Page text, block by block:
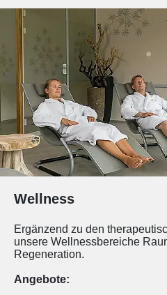
Wellness
Ergänzend zu den
unsere Wellnessbereiche
Regeneration.
Angebote: